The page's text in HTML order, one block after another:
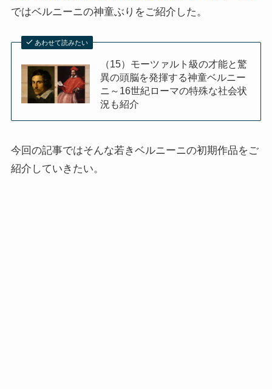
親鸞とドストエフスキー
連載「『カラマーゾフの兄弟』を読む」
上巻
連載「『レ・ミゼラブル』を読む」
ドストエフスキー資料データベース
ではベルニーニの神童ぶりをご紹介した。
あわせて読みたい
（15）モーツァルト級の才能と驚
異の頭脳を発揮する神童ベルニー
ニ～16世紀ローマの特殊な社会状
況も紹介
今回の記事ではそんな若きベルニーニの初期作品をご
紹介していきたい。